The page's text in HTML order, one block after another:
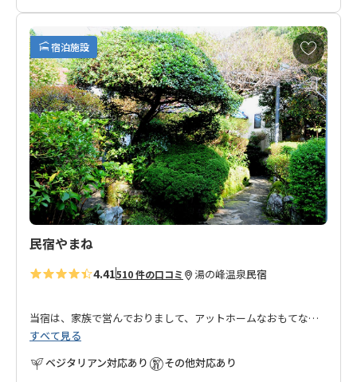
宿泊施設
お
気
に
入
り
に
追
加
民宿やまね
4.41510 件の口コミ 湯の峰温泉民宿
当宿は、家族で営んでおりまして、アットホームなおもてなし
でお迎えさせていただきます。
地元の旬の素材と温泉水を使用した、すべて手作りのお料理で
すべて見る
ベジタリアン対応あり
その他対応あり